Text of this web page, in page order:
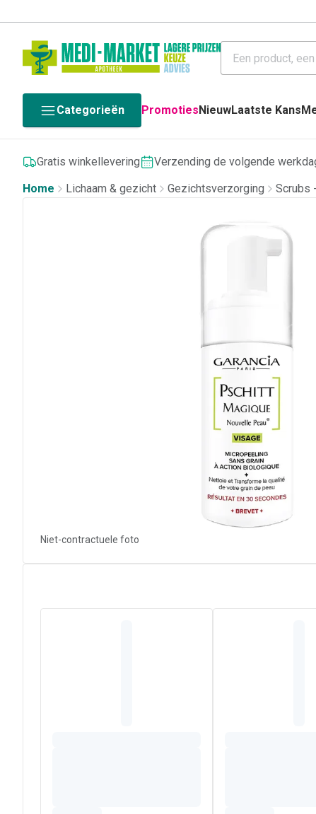
Categorieën PromotiesNieuwLaatste Kans
Gratis winkellevering Verzending de volgende
Home
Lichaam & gezicht Gezichtsverzorging Scrubs
Niet-contractuele foto